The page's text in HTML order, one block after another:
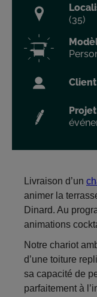
(35)
Livraison d’un
animer la
Dinard. Au
animations
Notre chariot
d’une toiture
sa capacité de
parfaitement à